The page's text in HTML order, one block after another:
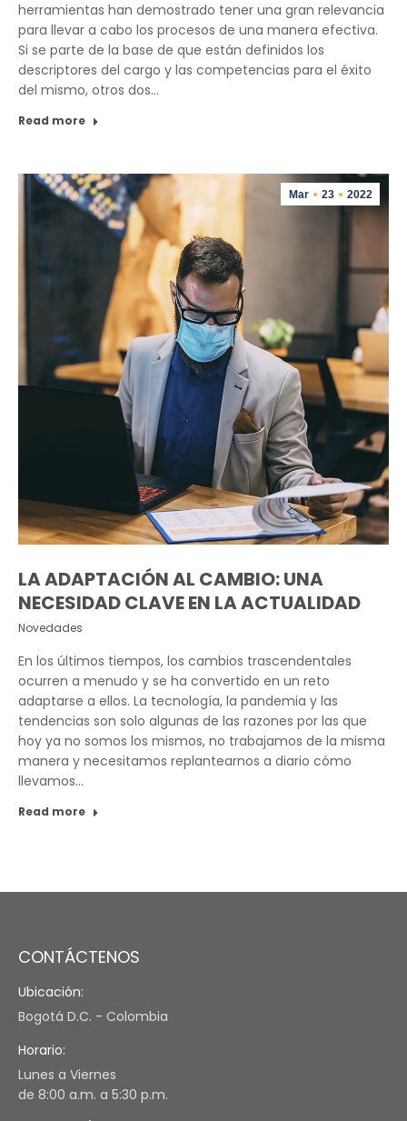
herramientas han demostrado tener una gran relevancia
para llevar a cabo los procesos de una manera efectiva.
Si se parte de la base de que están definidos los
descriptores del cargo y las competencias para el éxito
del mismo, otros dos…
Read more
Mar 23 2022
LA ADAPTACIÓN AL CAMBIO: UNA
NECESIDAD CLAVE EN LA ACTUALIDAD
Novedades
En los últimos tiempos, los cambios trascendentales
ocurren a menudo y se ha convertido en un reto
adaptarse a ellos. La tecnología, la pandemia y las
tendencias son solo algunas de las razones por las que
hoy ya no somos los mismos, no trabajamos de la misma
manera y necesitamos replantearnos a diario cómo
llevamos…
Read more
CONTÁCTENOS
Ubicación:
Bogotá D.C. - Colombia
Horario:
Lunes a Viernes
de 8:00 a.m. a 5:30 p.m.